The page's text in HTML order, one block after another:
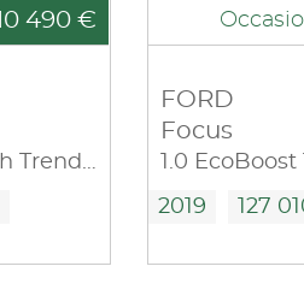
10 490 €
1.0 EcoBoost 100ch Trend Euro6.2
FORD
Focus
2019 127